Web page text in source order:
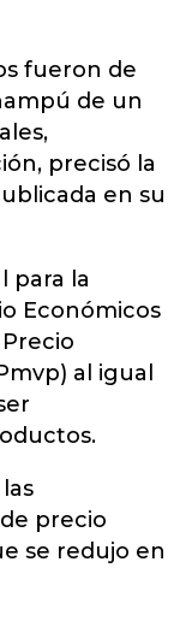
fueron de
de un
precisó la
en su
para la
Económicos
al igual
precio
se redujo en